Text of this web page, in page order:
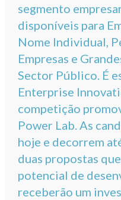
segmento
disponíveis para
Nome Individual,
Empresas e
Sector Público. É
Enterprise
competição
Power Lab. As
hoje e decorrem
duas propostas
potencial de
receberão um